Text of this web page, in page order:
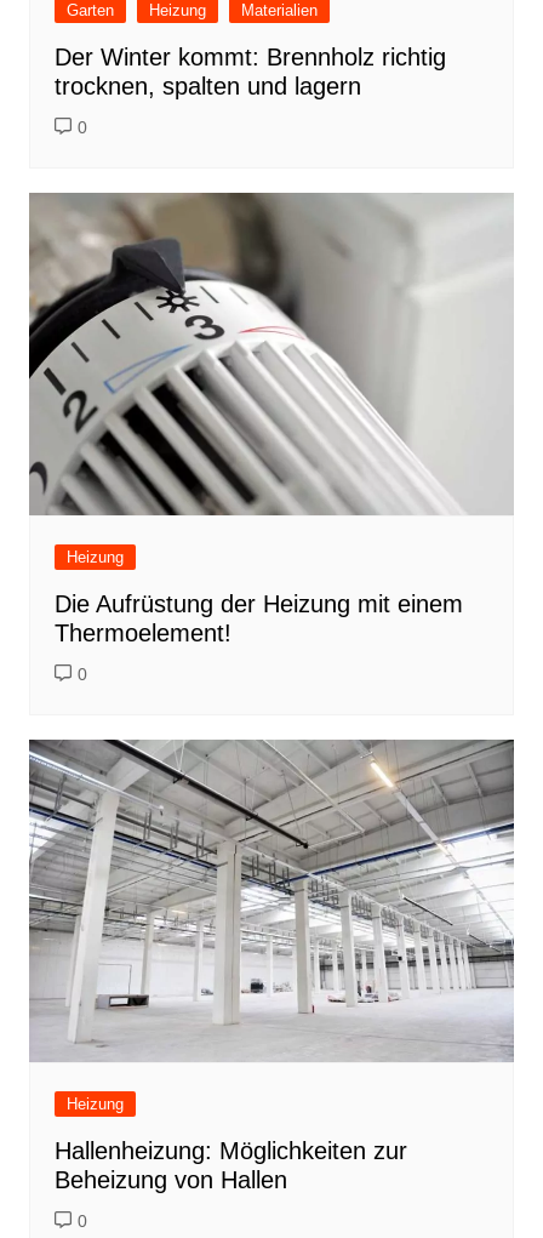
Garten Heizung Materialien
Der Winter kommt: Brennholz richtig
trocknen, spalten und lagern
0
Heizung
Die Aufrüstung der Heizung mit einem
Thermoelement!
0
Heizung
Hallenheizung: Möglichkeiten zur
Beheizung von Hallen
0